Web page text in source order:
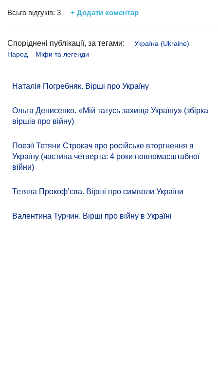
Всьго відгуків: 3 + Додати коментар
Споріднені публікації, за тегами:
Україна (Ukraine)
Народ
Міфи та легенди
Наталія Погребняк. Вірші про Україну
Ольга Денисенко. «Мій татусь захища Україну» (збірка
віршів про війну)
Поезії Тетяни Строкач про російське вторгнення в
Україну (частина четверта: 4 роки повномасштабної
війни)
Тетяна Прокоф’єва. Вірші про символи України
Валентина Турчин. Вірші про війну в Україні